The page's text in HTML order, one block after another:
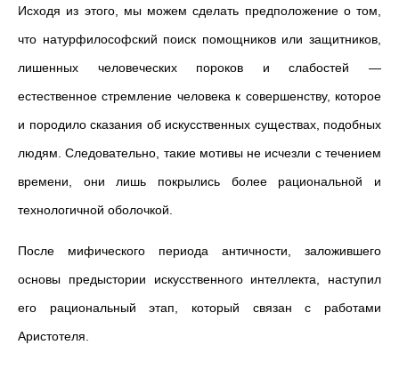
Исходя из этого, мы можем сделать предположение о том,
что натурфилософский поиск помощников или защитников,
лишенных человеческих пороков и слабостей —
естественное стремление человека к совершенству, которое
и породило сказания об искусственных существах, подобных
людям. Следовательно, такие мотивы не исчезли с течением
времени, они лишь покрылись более рациональной и
технологичной оболочкой.
После мифического периода античности, заложившего
основы предыстории искусственного интеллекта, наступил
его рациональный этап, который связан с работами
Аристотеля.